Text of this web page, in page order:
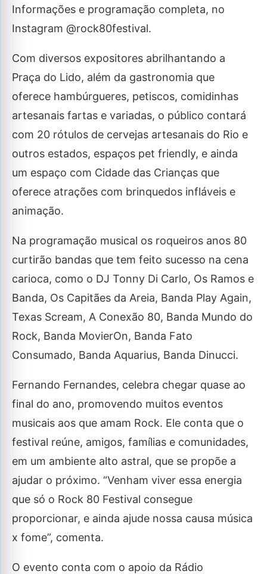
Informações e programação completa, no
Instagram @rock80festival.
Com diversos expositores abrilhantando a
Praça do Lido, além da gastronomia que
oferece hambúrgueres, petiscos, comidinhas
artesanais fartas e variadas, o público contará
com 20 rótulos de cervejas artesanais do Rio e
outros estados, espaços pet friendly, e ainda
um espaço com Cidade das Crianças que
oferece atrações com brinquedos infláveis e
animação.
Na programação musical os roqueiros anos 80
curtirão bandas que tem feito sucesso na cena
carioca, como o DJ Tonny Di Carlo, Os Ramos e
Banda, Os Capitães da Areia, Banda Play Again,
Texas Scream, A Conexão 80, Banda Mundo do
Rock, Banda MovierOn, Banda Fato
Consumado, Banda Aquarius, Banda Dinucci.
Fernando Fernandes, celebra chegar quase ao
final do ano, promovendo muitos eventos
musicais aos que amam Rock. Ele conta que o
festival reúne, amigos, famílias e comunidades,
em um ambiente alto astral, que se propõe a
ajudar o próximo. “Venham viver essa energia
que só o Rock 80 Festival consegue
proporcionar, e ainda ajude nossa causa música
x fome”, comenta.
O evento conta com o apoio da Rádio